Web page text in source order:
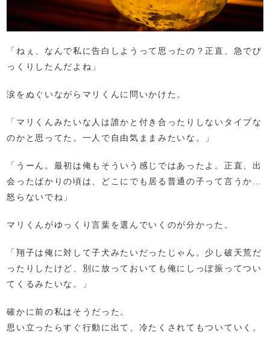
「ねぇ、なんで私に告白しようって思ったの？正直、急でび
っくりしたんだよね」
涙をぬぐいながらマリくんに問いかけた。
「マリくんみたいな人は誰かと付き合ったりしないタイプな
のかと思ってた。一人で自由気ままみたいな。」
「うーん。最初は俺もそういう感じではあったよ。正直、出
会ったばかりの頃は、どこにでも居る普通の子って言うか…
怒らないでね」
マリくんがゆっくり言葉を選んでいくのが分かった。
「翔子は俺に対して子犬みたいだったじゃん。少し破天荒だ
ったりしたけど、別に放っておいても俺にしっぽ振ってつい
てくるみたいな。」
確かに前の私はそうだった。
思い立ったらすぐ行動に出て、冷たくされてもついていく。